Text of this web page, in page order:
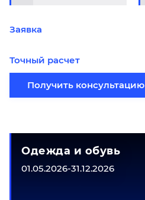
Заявка
Точный расчет
Получить консультацию
Одежда и обувь
01.05.2026-31.12.2026